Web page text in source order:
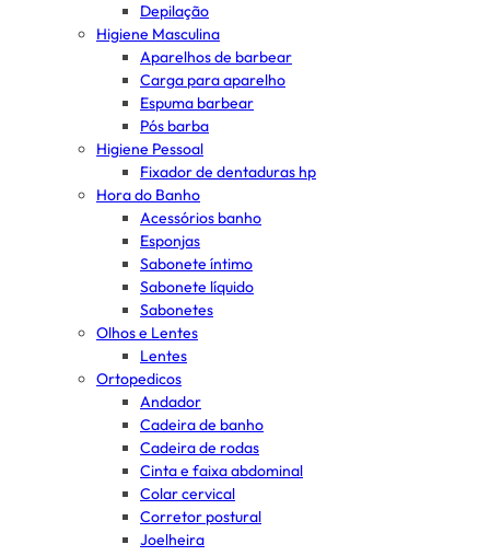
Depilação
Higiene Masculina
Aparelhos de barbear
Carga para aparelho
Espuma barbear
Pós barba
Higiene Pessoal
Fixador de dentaduras hp
Hora do Banho
Acessórios banho
Esponjas
Sabonete íntimo
Sabonete líquido
Sabonetes
Olhos e Lentes
Lentes
Ortopedicos
Andador
Cadeira de banho
Cadeira de rodas
Cinta e faixa abdominal
Colar cervical
Corretor postural
Joelheira